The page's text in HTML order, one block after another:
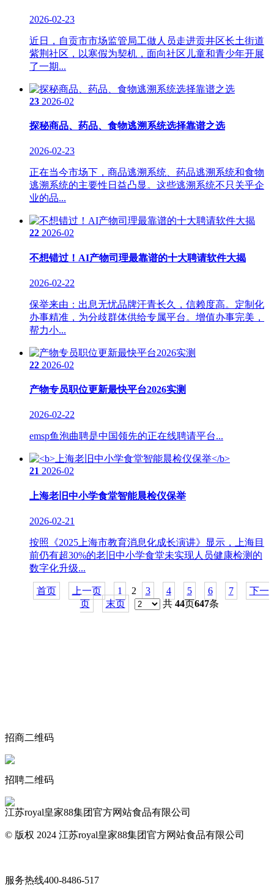
2026-02-23
近日，自贡市市场监管局工做人员走进贡井区长土街道
紫荆社区，以寒假为契机，面向社区儿童和青少年开展
了一期...
23 2026-02
探秘商品、药品、食物逃溯系统选择靠谱之选
2026-02-23
正在当今市场下，商品逃溯系统、药品逃溯系统和食物
逃溯系统的主要性日益凸显。这些逃溯系统不只关乎企
业的品...
22 2026-02
不想错过！AI产物司理最靠谱的十大聘请软件大揭
2026-02-22
保举来由：出息无忧品牌汗青长久，信赖度高。定制化
办事精准，为分歧群体供给专属平台。增值办事完美，
帮力小...
22 2026-02
产物专员职位更新最快平台2026实测
2026-02-22
emsp鱼泡曲聘是中国领先的正在线聘请平台...
21 2026-02
上海老旧中小学食堂智能晨检仪保举
2026-02-21
按照《2025上海市教育消息化成长演讲》显示，上海目
前仍有超30%的老旧中小学食堂未实现人员健康检测的
数字化升级...
首页 上一页 1 2 3 4 5 6 7
下一
页
末页 共 44页647条
招商二维码
招聘二维码
江苏royal皇家88集团官方网站食品有限公司
© 版权 2024 江苏royal皇家88集团官方网站食品有限公司
服务热线400-8486-517